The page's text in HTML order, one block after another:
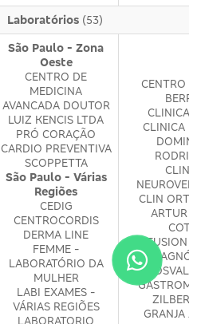
Laboratórios (53)
São Paulo - Zona
Oeste
CENTRO DE
MEDICINA
AVANCADA DOUTOR
LUIZ KENCIS LTDA
PRÓ CORAÇÃO
CARDIO PREVENTIVA
SCOPPETTA
São Paulo - Várias
Regiões
CEDIG
CENTROCORDIS
DERMA LINE
FEMME -
LABORATÓRIO DA
MULHER
LABI EXAMES -
VÁRIAS REGIÕES
LABORATORIO
CENTRO
CLINICA
CLINICA
CLIN
ARTUR
DIFFUSION
DR
GRANJA